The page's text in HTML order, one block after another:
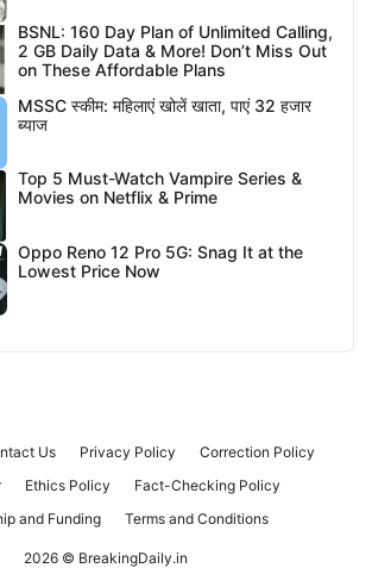
BSNL: 160 Day Plan of Unlimited Calling,
2 GB Daily Data & More! Don’t Miss Out
on These Affordable Plans
MSSC स्कीम: महिलाएं खोलें खाता, पाएं 32 हजार
ब्याज
Top 5 Must-Watch Vampire Series &
Movies on Netflix & Prime
Oppo Reno 12 Pro 5G: Snag It at the
Lowest Price Now
Us Privacy Policy
Correction Policy
Ethics Policy
Fact-Checking Policy
and Funding
Terms and Conditions
2026 © BreakingDaily.in